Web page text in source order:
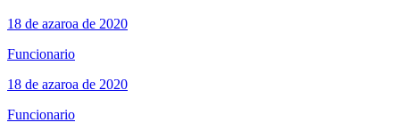
18 de azaroa de 2020
Funcionario
18 de azaroa de 2020
Funcionario